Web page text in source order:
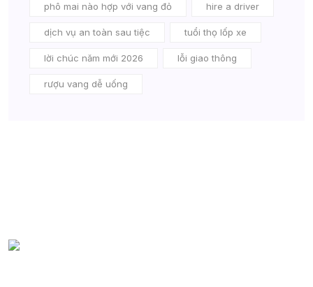
phô mai nào hợp với vang đỏ hire a driver
dịch vụ an toàn sau tiệc tuổi thọ lốp xe
lời chúc năm mới 2026 lỗi giao thông
rượu vang dễ uống